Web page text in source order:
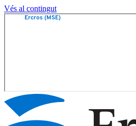
Vés al contingut